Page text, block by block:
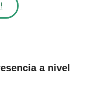
a nivel